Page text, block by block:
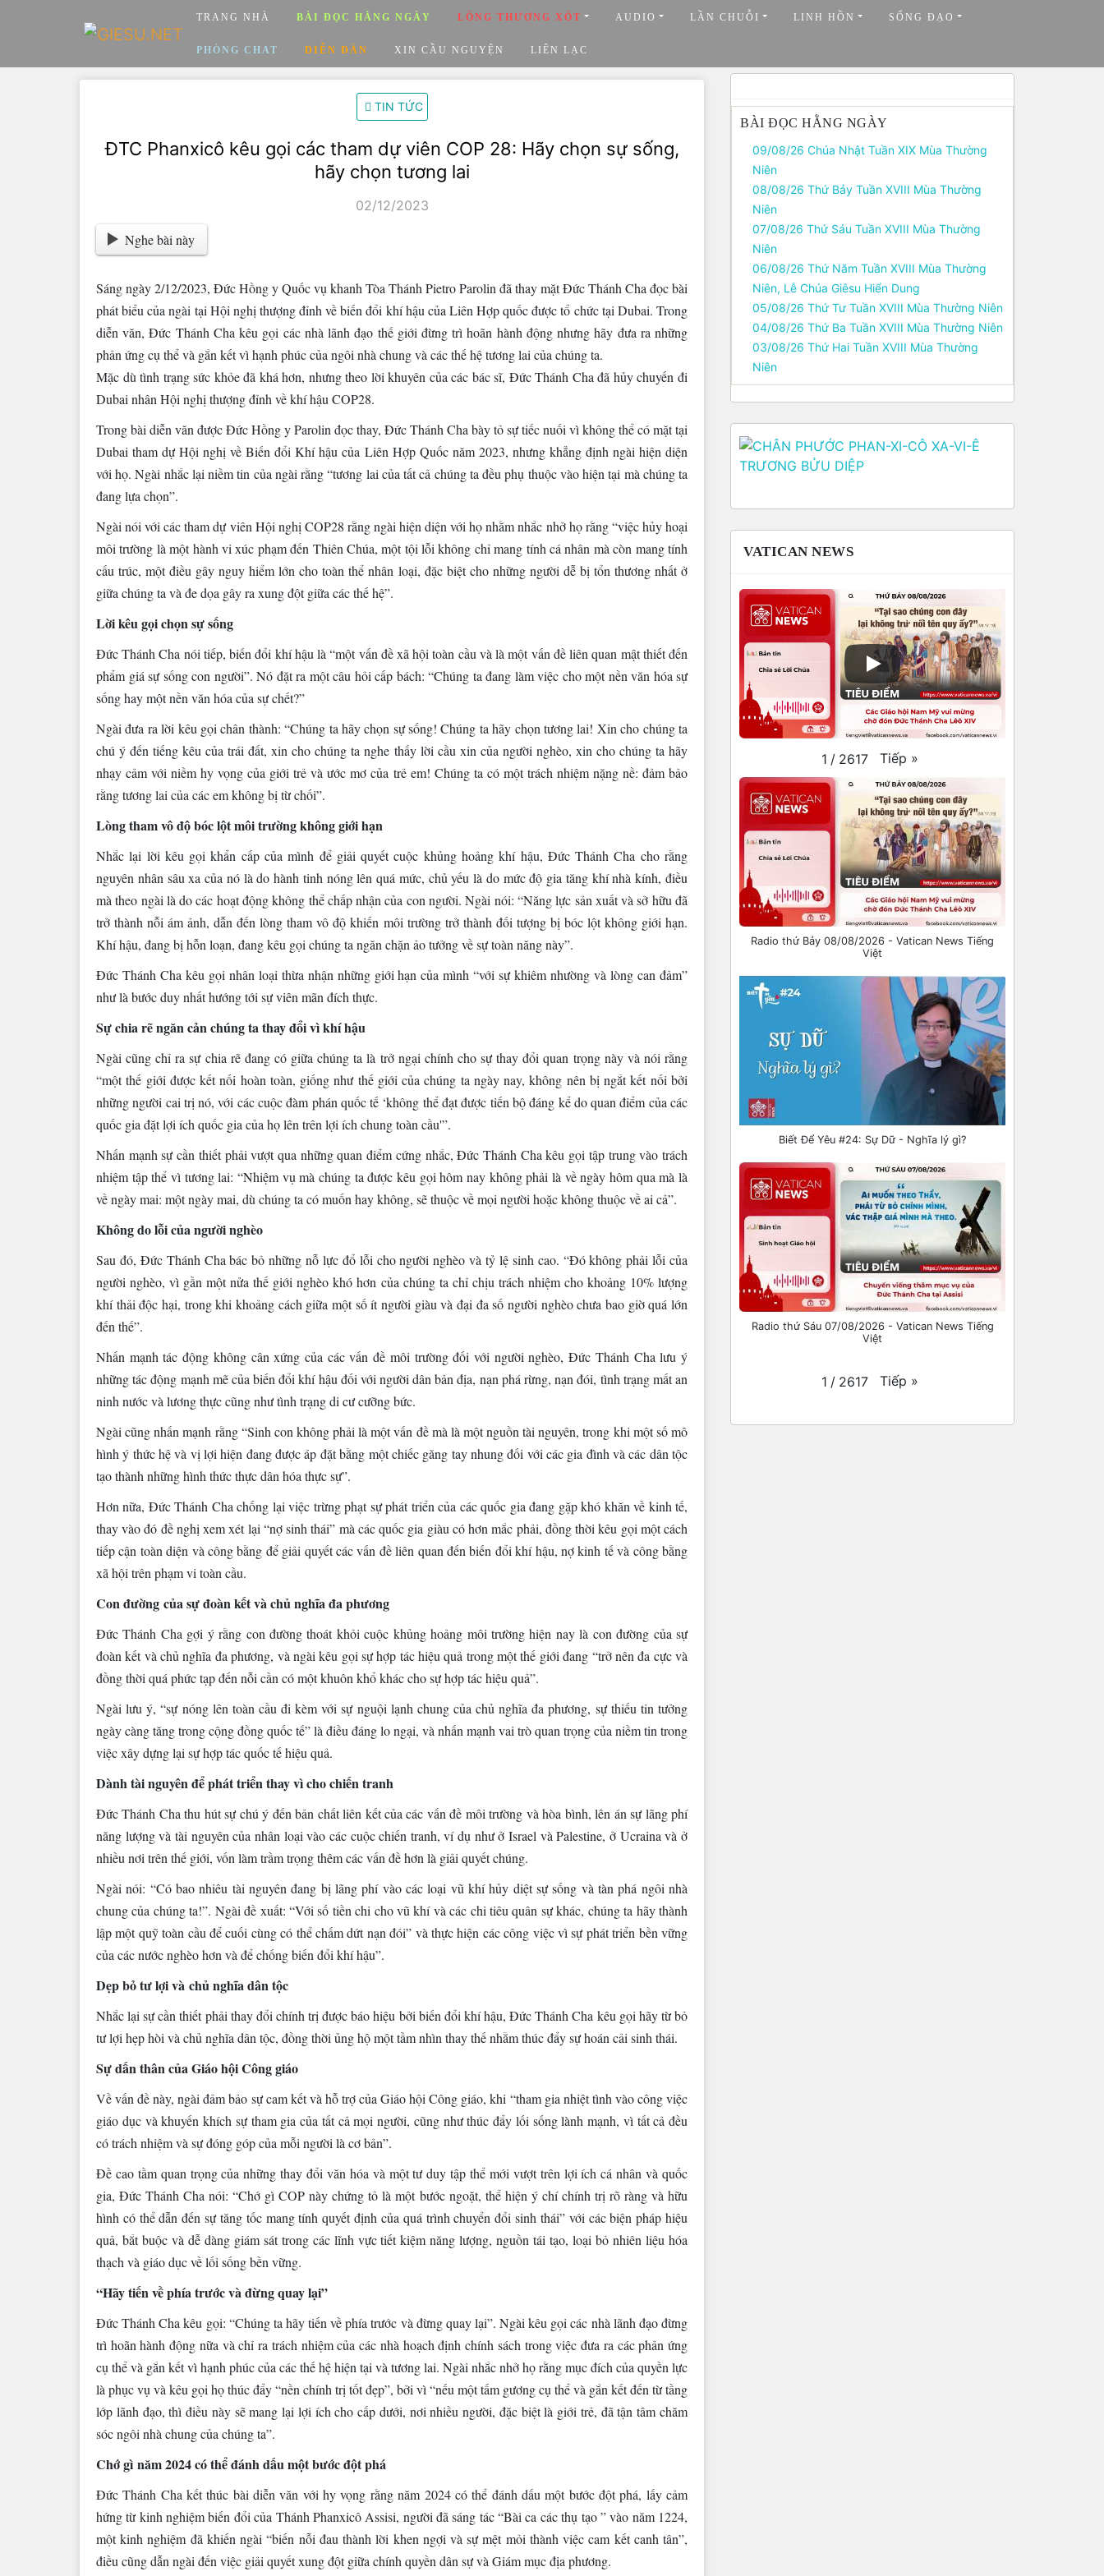
TRANG NHÀ BÀI ĐỌC HẰNG NGÀY LÒNG THƯƠNG XÓT AUDIO LẦN CHUỖI LINH HỒN SỐNG ĐẠO
PHÒNG CHAT DIỄN ĐÀN XIN CẦU NGUYỆN LIÊN LẠC
TIN TỨC
ĐTC Phanxicô kêu gọi các tham dự viên COP 28: Hãy chọn sự sống,
hãy chọn tương lai
02/12/2023
Nghe bài này
Sáng ngày 2/12/2023, Đức Hồng y Quốc vụ khanh Tòa Thánh Pietro Parolin đã thay mặt Đức Thánh Cha đọc bài
phát biểu của ngài tại Hội nghị thượng đỉnh về biến đổi khí hậu của Liên Hợp quốc được tổ chức tại Dubai. Trong
diễn văn, Đức Thánh Cha kêu gọi các nhà lãnh đạo thế giới đừng trì hoãn hành động nhưng hãy đưa ra những
phản ứng cụ thể và gắn kết vì hạnh phúc của ngôi nhà chung và các thế hệ tương lai của chúng ta.
Mặc dù tình trạng sức khỏe đã khá hơn, nhưng theo lời khuyên của các bác sĩ, Đức Thánh Cha đã hủy chuyến đi
Dubai nhân Hội nghị thượng đỉnh về khí hậu COP28.
Trong bài diễn văn được Đức Hồng y Parolin đọc thay, Đức Thánh Cha bày tỏ sự tiếc nuối vì không thể có mặt tại
Dubai tham dự Hội nghị về Biến đổi Khí hậu của Liên Hợp Quốc năm 2023, nhưng khẳng định ngài hiện diện
với họ. Ngài nhắc lại niềm tin của ngài rằng “tương lai của tất cả chúng ta đều phụ thuộc vào hiện tại mà chúng ta
đang lựa chọn”.
Ngài nói với các tham dự viên Hội nghị COP28 rằng ngài hiện diện với họ nhằm nhắc nhở họ rằng “việc hủy hoại
môi trường là một hành vi xúc phạm đến Thiên Chúa, một tội lỗi không chỉ mang tính cá nhân mà còn mang tính
cấu trúc, một điều gây nguy hiểm lớn cho toàn thể nhân loại, đặc biệt cho những người dễ bị tổn thương nhất ở
giữa chúng ta và đe dọa gây ra xung đột giữa các thế hệ”.
Lời kêu gọi chọn sự sống
Đức Thánh Cha nói tiếp, biến đổi khí hậu là “một vấn đề xã hội toàn cầu và là một vấn đề liên quan mật thiết đến
phẩm giá sự sống con người”. Nó đặt ra một câu hỏi cấp bách: “Chúng ta đang làm việc cho một nền văn hóa sự
sống hay một nền văn hóa của sự chết?”
Ngài đưa ra lời kêu gọi chân thành: “Chúng ta hãy chọn sự sống! Chúng ta hãy chọn tương lai! Xin cho chúng ta
chú ý đến tiếng kêu của trái đất, xin cho chúng ta nghe thấy lời cầu xin của người nghèo, xin cho chúng ta hãy
nhạy cảm với niềm hy vọng của giới trẻ và ước mơ của trẻ em! Chúng ta có một trách nhiệm nặng nề: đảm bảo
rằng tương lai của các em không bị từ chối”.
Lòng tham vô độ bóc lột môi trường không giới hạn
Nhắc lại lời kêu gọi khẩn cấp của mình để giải quyết cuộc khủng hoảng khí hậu, Đức Thánh Cha cho rằng
nguyên nhân sâu xa của nó là do hành tinh nóng lên quá mức, chủ yếu là do mức độ gia tăng khí nhà kính, điều
mà theo ngài là do các hoạt động không thể chấp nhận của con người. Ngài nói: “Năng lực sản xuất và sở hữu đã
trở thành nỗi ám ảnh, dẫn đến lòng tham vô độ khiến môi trường trở thành đối tượng bị bóc lột không giới hạn.
Khí hậu, đang bị hỗn loạn, đang kêu gọi chúng ta ngăn chặn ảo tưởng về sự toàn năng này”.
Đức Thánh Cha kêu gọi nhân loại thừa nhận những giới hạn của mình “với sự khiêm nhường và lòng can đảm”
như là bước duy nhất hướng tới sự viên mãn đích thực.
Sự chia rẽ ngăn cản chúng ta thay đổi vì khí hậu
Ngài cũng chỉ ra sự chia rẽ đang có giữa chúng ta là trở ngại chính cho sự thay đổi quan trọng này và nói rằng
“một thế giới được kết nối hoàn toàn, giống như thế giới của chúng ta ngày nay, không nên bị ngắt kết nối bởi
những người cai trị nó, với các cuộc đàm phán quốc tế ‘không thể đạt được tiến bộ đáng kể do quan điểm của các
quốc gia đặt lợi ích quốc gia của họ lên trên lợi ích chung toàn cầu'”.
Nhấn mạnh sự cần thiết phải vượt qua những quan điểm cứng nhắc, Đức Thánh Cha kêu gọi tập trung vào trách
nhiệm tập thể vì tương lai: “Nhiệm vụ mà chúng ta được kêu gọi hôm nay không phải là về ngày hôm qua mà là
về ngày mai: một ngày mai, dù chúng ta có muốn hay không, sẽ thuộc về mọi người hoặc không thuộc về ai cả”.
Không do lỗi của người nghèo
Sau đó, Đức Thánh Cha bác bỏ những nỗ lực đổ lỗi cho người nghèo và tỷ lệ sinh cao. “Đó không phải lỗi của
người nghèo, vì gần một nửa thế giới nghèo khó hơn của chúng ta chỉ chịu trách nhiệm cho khoảng 10% lượng
khí thải độc hại, trong khi khoảng cách giữa một số ít người giàu và đại đa số người nghèo chưa bao giờ quá lớn
đến thế”.
Nhấn mạnh tác động không cân xứng của các vấn đề môi trường đối với người nghèo, Đức Thánh Cha lưu ý
những tác động mạnh mẽ của biến đổi khí hậu đối với người dân bản địa, nạn phá rừng, nạn đói, tình trạng mất an
ninh nước và lương thực cũng như tình trạng di cư cưỡng bức.
Ngài cũng nhấn mạnh rằng “Sinh con không phải là một vấn đề mà là một nguồn tài nguyên, trong khi một số mô
hình ý thức hệ và vị lợi hiện đang được áp đặt bằng một chiếc găng tay nhung đối với các gia đình và các dân tộc
tạo thành những hình thức thực dân hóa thực sự”.
Hơn nữa, Đức Thánh Cha chống lại việc trừng phạt sự phát triển của các quốc gia đang gặp khó khăn về kinh tế,
thay vào đó đề nghị xem xét lại “nợ sinh thái” mà các quốc gia giàu có hơn mắc phải, đồng thời kêu gọi một cách
tiếp cận toàn diện và công bằng để giải quyết các vấn đề liên quan đến biến đổi khí hậu, nợ kinh tế và công bằng
xã hội trên phạm vi toàn cầu.
Con đường của sự đoàn kết và chủ nghĩa đa phương
Đức Thánh Cha gợi ý rằng con đường thoát khỏi cuộc khủng hoảng môi trường hiện nay là con đường của sự
đoàn kết và chủ nghĩa đa phương, và ngài kêu gọi sự hợp tác hiệu quả trong một thế giới đang “trở nên đa cực và
đồng thời quá phức tạp đến nỗi cần có một khuôn khổ khác cho sự hợp tác hiệu quả”.
Ngài lưu ý, “sự nóng lên toàn cầu đi kèm với sự nguội lạnh chung của chủ nghĩa đa phương, sự thiếu tin tưởng
ngày càng tăng trong cộng đồng quốc tế” là điều đáng lo ngại, và nhấn mạnh vai trò quan trọng của niềm tin trong
việc xây dựng lại sự hợp tác quốc tế hiệu quả.
Dành tài nguyên để phát triển thay vì cho chiến tranh
Đức Thánh Cha thu hút sự chú ý đến bản chất liên kết của các vấn đề môi trường và hòa bình, lên án sự lãng phí
năng lượng và tài nguyên của nhân loại vào các cuộc chiến tranh, ví dụ như ở Israel và Palestine, ở Ucraina và ở
nhiều nơi trên thế giới, vốn làm trầm trọng thêm các vấn đề hơn là giải quyết chúng.
Ngài nói: “Có bao nhiêu tài nguyên đang bị lãng phí vào các loại vũ khí hủy diệt sự sống và tàn phá ngôi nhà
chung của chúng ta!”. Ngài đề xuất: “Với số tiền chi cho vũ khí và các chi tiêu quân sự khác, chúng ta hãy thành
lập một quỹ toàn cầu để cuối cùng có thể chấm dứt nạn đói” và thực hiện các công việc vì sự phát triển bền vững
của các nước nghèo hơn và để chống biến đổi khí hậu”.
Dẹp bỏ tư lợi và chủ nghĩa dân tộc
Nhắc lại sự cần thiết phải thay đổi chính trị được báo hiệu bởi biến đổi khí hậu, Đức Thánh Cha kêu gọi hãy từ bỏ
tư lợi hẹp hòi và chủ nghĩa dân tộc, đồng thời ủng hộ một tầm nhìn thay thế nhằm thúc đẩy sự hoán cải sinh thái.
Sự dấn thân của Giáo hội Công giáo
Về vấn đề này, ngài đảm bảo sự cam kết và hỗ trợ của Giáo hội Công giáo, khi “tham gia nhiệt tình vào công việc
giáo dục và khuyến khích sự tham gia của tất cả mọi người, cũng như thúc đẩy lối sống lành mạnh, vì tất cả đều
có trách nhiệm và sự đóng góp của mỗi người là cơ bản”.
Đề cao tầm quan trọng của những thay đổi văn hóa và một tư duy tập thể mới vượt trên lợi ích cá nhân và quốc
gia, Đức Thánh Cha nói: “Chớ gì COP này chứng tỏ là một bước ngoặt, thể hiện ý chí chính trị rõ ràng và hữu
hình có thể dẫn đến sự tăng tốc mang tính quyết định của quá trình chuyển đổi sinh thái” với các biện pháp hiệu
quả, bắt buộc và dễ dàng giám sát trong các lĩnh vực tiết kiệm năng lượng, nguồn tái tạo, loại bỏ nhiên liệu hóa
thạch và giáo dục về lối sống bền vững.
“Hãy tiến về phía trước và đừng quay lại”
Đức Thánh Cha kêu gọi: “Chúng ta hãy tiến về phía trước và đừng quay lại”. Ngài kêu gọi các nhà lãnh đạo đừng
trì hoãn hành động nữa và chỉ ra trách nhiệm của các nhà hoạch định chính sách trong việc đưa ra các phản ứng
cụ thể và gắn kết vì hạnh phúc của các thế hệ hiện tại và tương lai. Ngài nhắc nhở họ rằng mục đích của quyền lực
là phục vụ và kêu gọi họ thúc đẩy “nền chính trị tốt đẹp”, bởi vì “nếu một tấm gương cụ thể và gắn kết đến từ tầng
lớp lãnh đạo, thì điều này sẽ mang lại lợi ích cho cấp dưới, nơi nhiều người, đặc biệt là giới trẻ, đã tận tâm chăm
sóc ngôi nhà chung của chúng ta”.
Chớ gì năm 2024 có thể đánh dấu một bước đột phá
Đức Thánh Cha kết thúc bài diễn văn với hy vọng rằng năm 2024 có thể đánh dấu một bước đột phá, lấy cảm
hứng từ kinh nghiệm biến đổi của Thánh Phanxicô Assisi, người đã sáng tác “Bài ca các thụ tạo ” vào năm 1224,
một kinh nghiệm đã khiến ngài “biến nỗi đau thành lời khen ngợi và sự mệt mỏi thành việc cam kết canh tân”,
điều cũng dẫn ngài đến việc giải quyết xung đột giữa chính quyền dân sự và Giám mục địa phương.
BÀI ĐỌC HẰNG NGÀY
09/08/26 Chúa Nhật Tuần XIX Mùa Thường
Niên
08/08/26 Thứ Bảy Tuần XVIII Mùa Thường
Niên
07/08/26 Thứ Sáu Tuần XVIII Mùa Thường
Niên
06/08/26 Thứ Năm Tuần XVIII Mùa Thường
Niên, Lễ Chúa Giêsu Hiển Dung
05/08/26 Thứ Tư Tuần XVIII Mùa Thường Niên
04/08/26 Thứ Ba Tuần XVIII Mùa Thường Niên
03/08/26 Thứ Hai Tuần XVIII Mùa Thường
Niên
VATICAN NEWS
1 / 2617 Tiếp »
Radio thứ Bảy 08/08/2026 - Vatican News Tiếng
Việt
Biết Để Yêu #24: Sự Dữ - Nghĩa lý gì?
Radio thứ Sáu 07/08/2026 - Vatican News Tiếng
Việt
1 / 2617 Tiếp »